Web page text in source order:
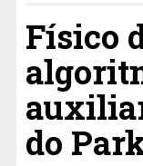
Físico
do